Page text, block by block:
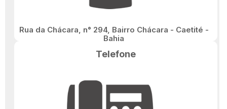
Rua da Chácara, n° 294, Bairro Chácara - Caetité -
Bahia
Telefone